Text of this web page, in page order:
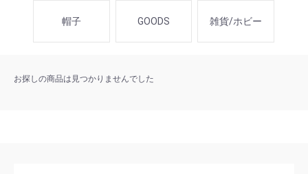
帽子 GOODS 雑貨/ホビー
お探しの商品は見つかりませんでした